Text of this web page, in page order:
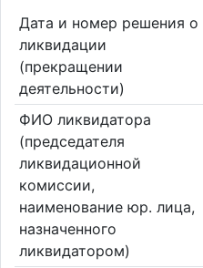
Дата и номер решения о
ликвидации
(прекращении
деятельности)
ФИО ликвидатора
(председателя
ликвидационной
комиссии,
наименование юр. лица,
назначенного
ликвидатором)